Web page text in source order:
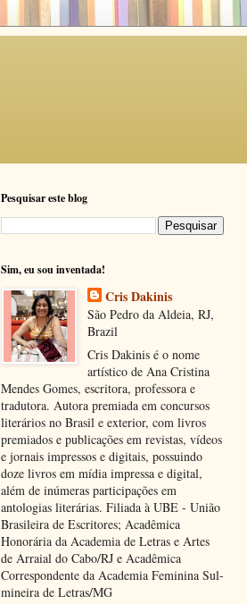
Pesquisar este blog
Sim, eu sou inventada!
Cris Dakinis
São Pedro da Aldeia, RJ,
Brazil
Cris Dakinis é o nome
artístico de Ana Cristina
Mendes Gomes, escritora, professora e
tradutora. Autora premiada em concursos
literários no Brasil e exterior, com livros
premiados e publicações em revistas, vídeos
e jornais impressos e digitais, possuindo
doze livros em mídia impressa e digital,
além de inúmeras participações em
antologias literárias. Filiada à UBE - União
Brasileira de Escritores; Acadêmica
Honorária da Academia de Letras e Artes
de Arraial do Cabo/RJ e Acadêmica
Correspondente da Academia Feminina Sul-
mineira de Letras/MG